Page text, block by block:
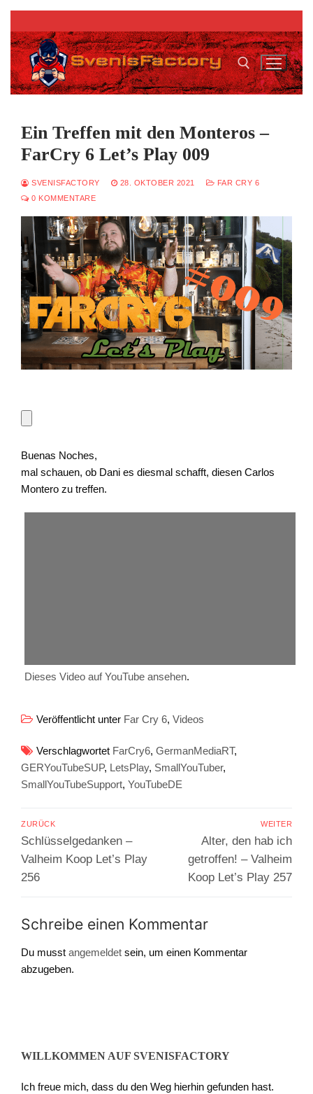
Zum
Inhalt
springen
Ein Treffen mit den Monteros –
FarCry 6 Let’s Play 009
SVENISFACTORY 28. OKTOBER 2021
FAR CRY 6
0 KOMMENTARE
Buenas Noches,
mal schauen, ob Dani es diesmal schafft, diesen Carlos
Montero zu treffen.
Dieses Video auf YouTube ansehen.
Veröffentlicht unter Far Cry 6, Videos
Verschlagwortet FarCry6, GermanMediaRT,
GERYouTubeSUP, LetsPlay, SmallYouTuber,
SmallYouTubeSupport, YouTubeDE
Beitragsnavigation
ZURÜCK
Vorheriger
Beitrag:
Schlüsselgedanken –
Valheim Koop Let’s Play
256
WEITER
Nächster
Beitrag:
Alter, den hab ich
getroffen! – Valheim
Koop Let’s Play 257
Schreibe einen Kommentar
Du musst angemeldet sein, um einen Kommentar
abzugeben.
WILLKOMMEN AUF SVENISFACTORY
Ich freue mich, dass du den Weg hierhin gefunden hast.